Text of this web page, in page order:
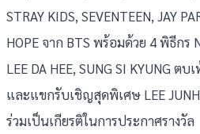
STRAY KIDS, SEVENTEEN, JAY
HOPE จาก BTS พร้อมด้วย 4 พิธีกร
LEE DA HEE, SUNG SI KYUNG ต
และแขกรับเชิญสุดพิเศษ LEE
ร่วมเป็นเกียรติในการประกาศรางวัล